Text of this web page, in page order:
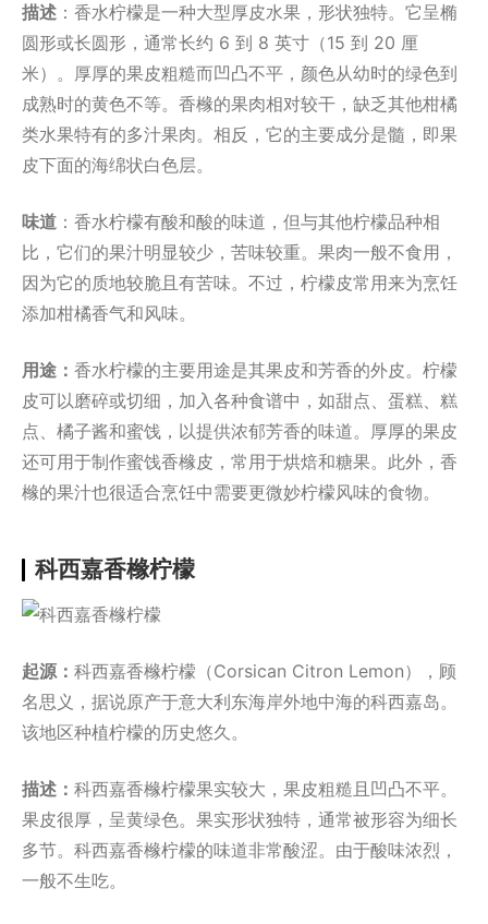
描述 ：香水柠檬是一种大型厚皮水果，形状独特。它呈椭
圆形或长圆形，通常长约 6 到 8 英寸（15 到 20 厘
米）。厚厚的果皮粗糙而凹凸不平，颜色从幼时的绿色到
成熟时的黄色不等。香橼的果肉相对较干，缺乏其他柑橘
类水果特有的多汁果肉。相反，它的主要成分是髓，即果
皮下面的海绵状白色层。
味道 ：香水柠檬有酸和酸的味道，但与其他柠檬品种相
比，它们的果汁明显较少，苦味较重。果肉一般不食用，
因为它的质地较脆且有苦味。不过，柠檬皮常用来为烹饪
添加柑橘香气和风味。
用途： 香水柠檬的主要用途是其果皮和芳香的外皮。柠檬
皮可以磨碎或切细，加入各种食谱中，如甜点、蛋糕、糕
点、橘子酱和蜜饯，以提供浓郁芳香的味道。厚厚的果皮
还可用于制作蜜饯香橼皮，常用于烘焙和糖果。此外，香
橼的果汁也很适合烹饪中需要更微妙柠檬风味的食物。
科西嘉香橼柠檬
起源： 科西嘉香橼柠檬（Corsican Citron Lemon），顾
名思义，据说原产于意大利东海岸外地中海的科西嘉岛。
该地区种植柠檬的历史悠久。
描述： 科西嘉香橼柠檬果实较大，果皮粗糙且凹凸不平。
果皮很厚，呈黄绿色。果实形状独特，通常被形容为细长
多节。科西嘉香橼柠檬的味道非常酸涩。由于酸味浓烈，
一般不生吃。